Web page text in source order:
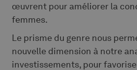
œuvrent pour améliorer la
femmes.
Le prisme du genre nous
nouvelle dimension à notre
investissements, pour